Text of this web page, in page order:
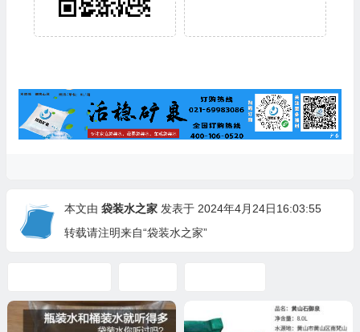
本文由 袋装水之家发表于 2024年4月24日16:03:55
转载请注明来自“袋装水之家”